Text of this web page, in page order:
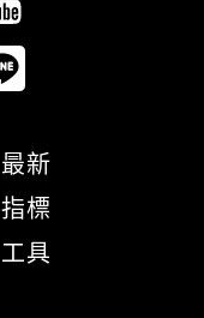
最新
指標
工具